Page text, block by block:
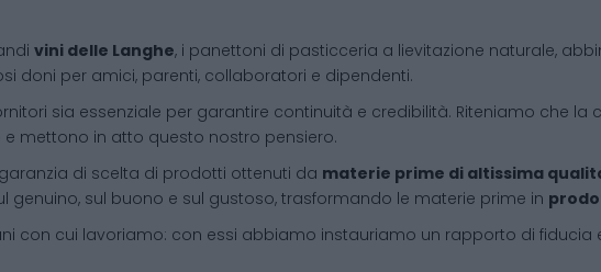
vini delle Langhe, i panettoni di pasticceria a lievitazione naturale,
doni per amici, parenti, collaboratori e dipendenti.
sia essenziale per garantire continuità e credibilità. Riteniamo che
mettono in atto questo nostro pensiero.
di scelta di prodotti ottenuti da materie prime di altissima
genuino, sul buono e sul gustoso, trasformando le materie prime in
con cui lavoriamo: con essi abbiamo instauriamo un rapporto di